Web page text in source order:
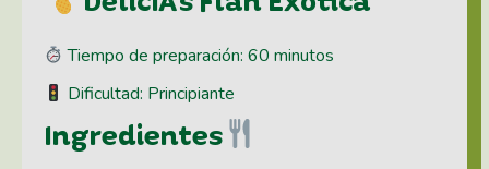
Tiempo de preparación: 60 minutos
Dificultad: Principiante
Ingredientes